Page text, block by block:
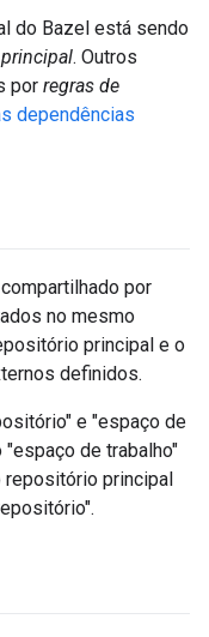
do Bazel está sendo
. Outros
por regras de
dependências
por
no mesmo
principal e o
definidos.
e "espaço de
de trabalho"
repositório principal